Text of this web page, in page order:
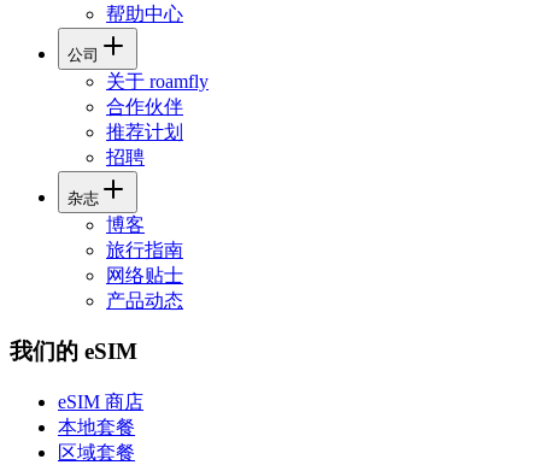
帮助中心
公司
关于 roamfly
合作伙伴
推荐计划
招聘
杂志
博客
旅行指南
网络贴士
产品动态
我们的 eSIM
eSIM 商店
本地套餐
区域套餐